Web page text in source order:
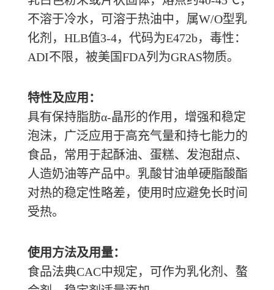
不溶于冷水，可溶于热油中，属W/O型乳
化剂，HLB值3-4，代码为E472b，毒性：
ADI不限，被美国FDA列为GRAS物质。
特性及应用：
具有保持脂肪α-晶形的作用，增强和稳定
泡沫，广泛应用于高充气量和持七能力的
食品，常用于起酥油、蛋糕、发泡甜点、
人造奶油等产品中。乳酸甘油单硬脂酸酯
对热的稳定性略差，使用时应避免长时间
受热。
使用方法及用量：
食品法典CAC中规定，可作为乳化剂、螯